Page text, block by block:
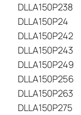
DLLA150P238
DLLA150P24
DLLA150P242
DLLA150P243
DLLA150P249
DLLA150P256
DLLA150P263
DLLA150P275